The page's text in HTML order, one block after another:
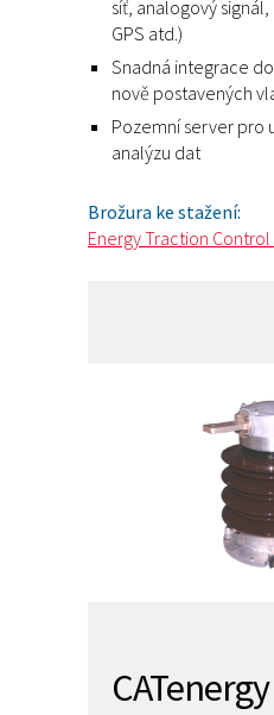
síť, analogový
GPS atd.)
Snadná integrace
nově postavených
Pozemní server pro
analýzu dat
Brožura ke stažení:
Energy Traction